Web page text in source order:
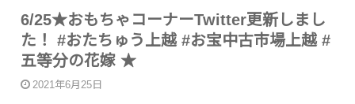
6/25★おもちゃコーナーTwitter更新しまし
た！ #おたちゅう上越 #お宝中古市場上越 #
五等分の花嫁 ★
2021年6月25日